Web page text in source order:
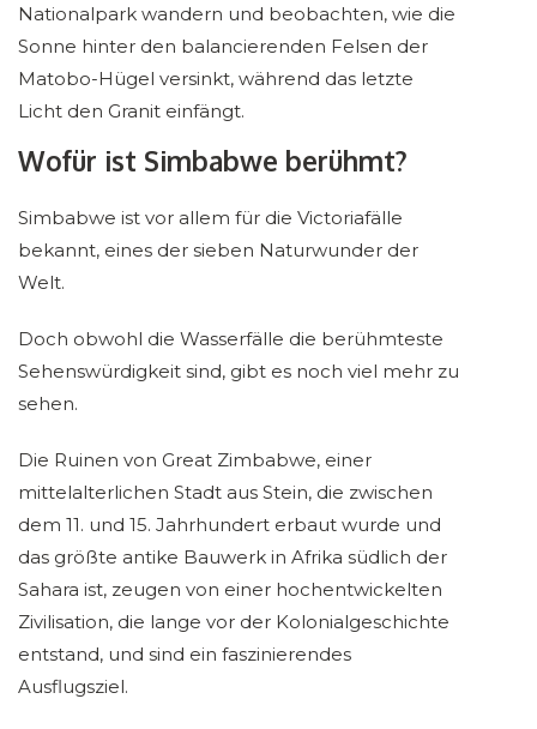
Nationalpark wandern und beobachten, wie die
Sonne hinter den balancierenden Felsen der
Matobo-Hügel versinkt, während das letzte
Licht den Granit einfängt.
Wofür ist Simbabwe berühmt?
Simbabwe ist vor allem für die Victoriafälle
bekannt, eines der sieben Naturwunder der
Welt.
Doch obwohl die Wasserfälle die berühmteste
Sehenswürdigkeit sind, gibt es noch viel mehr zu
sehen.
Die Ruinen von Great Zimbabwe, einer
mittelalterlichen Stadt aus Stein, die zwischen
dem 11. und 15. Jahrhundert erbaut wurde und
das größte antike Bauwerk in Afrika südlich der
Sahara ist, zeugen von einer hochentwickelten
Zivilisation, die lange vor der Kolonialgeschichte
entstand, und sind ein faszinierendes
Ausflugsziel.